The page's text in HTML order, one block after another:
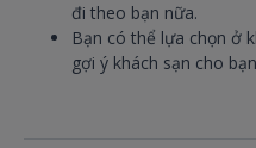
đi theo bạn nữa.
Bạn có thể lựa chọn ở
gợi ý khách sạn cho